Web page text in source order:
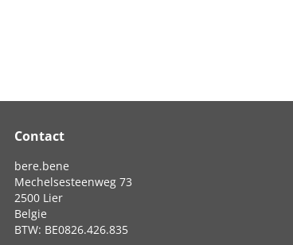
Contact
bere.bene
Mechelsesteenweg 73
2500 Lier
Belgie
BTW: BE0826.426.835